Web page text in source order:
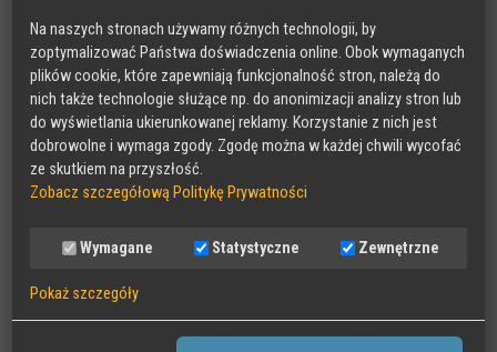
CYBER LEKCJE
Nasze gry
LARP o dezinformacji "Koryntia"
Gra karciana o deinformacji "Dezinfo"
Gra planszowa o cyberhigienie "Digital Brainiacs"
Kontakt
Dane teleadresowe
Dołącz do newslettera
Na naszych stronach używamy różnych technologii, by
zoptymalizować Państwa doświadczenia online. Obok wymaganych
plików cookie, które zapewniają funkcjonalność stron, należą do
nich także technologie służące np. do anonimizacji analizy stron lub
do wyświetlania ukierunkowanej reklamy. Korzystanie z nich jest
dobrowolne i wymaga zgody. Zgodę można w każdej chwili wycofać
ze skutkiem na przyszłość.
Zobacz szczegółową Politykę Prywatności
Wymagane Statystyczne Zewnętrzne
Pokaż szczegóły